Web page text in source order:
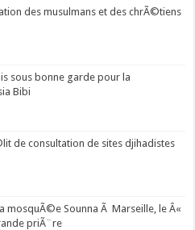
des musulmans et des chrÃ©tiens
sous bonne garde pour la
Bibi
de consultation de sites djihadistes
mosquÃ©e Sounna Ã Marseille, le Â«
priÃ¨re